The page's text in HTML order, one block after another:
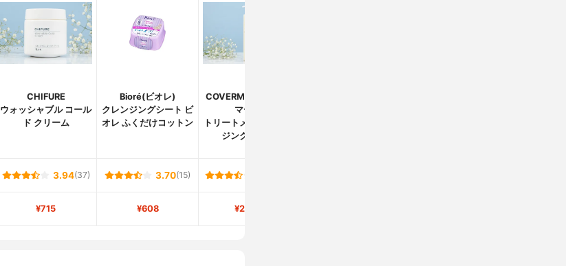
CHIFURE
ウォッシャブル コール
ド クリーム
Bioré(ビオレ)
クレンジングシート ビ
オレ ふくだけコットン
COVERMARK(カバー
マーク)
トリートメント クレン
ジング ミルク
3.94(37) 3.70(15)
¥715 ¥608 ¥2,749